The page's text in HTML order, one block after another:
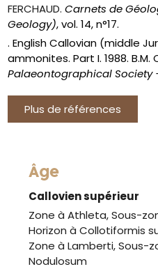
FERCHAUD.Carnets de
Geology), vol. 14, n°17.
. English Callovian (middle
ammonites. Part I. 1988. B.M.
Palaeontographical Society
Plus de références
Âge
Callovien supérieur
Zone à Athleta, Sous-
Horizon à Collotiformis
Zone à Lamberti, Sous-
Nodulosum